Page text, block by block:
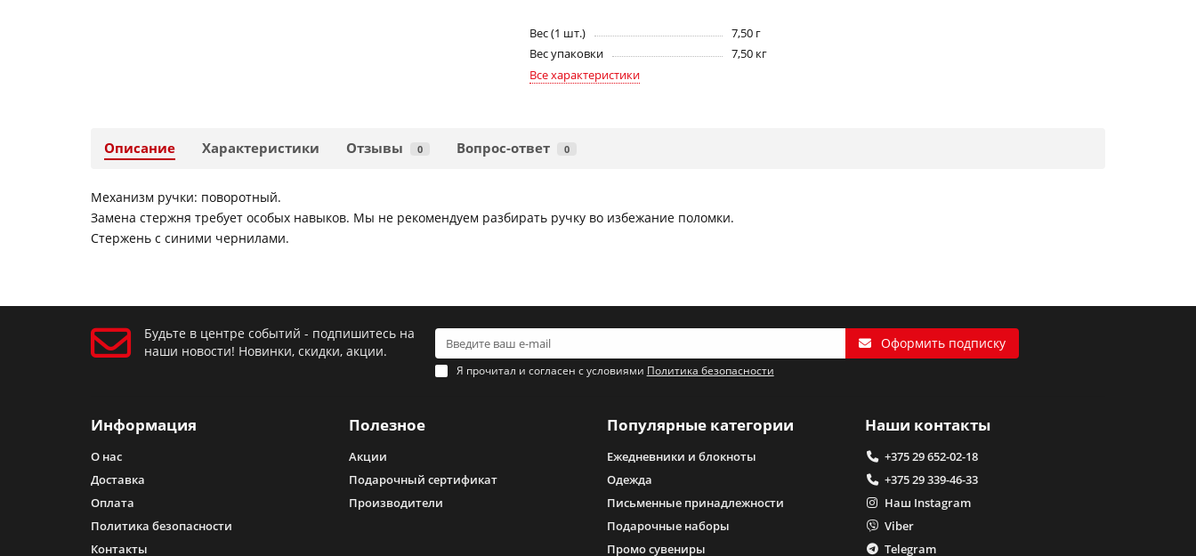
Вес (1 шт.)
7,50 г
Вес упаковки
7,50 кг
Все характеристики
Описание Характеристики Отзывы 0 Вопрос-ответ 0
Механизм ручки: поворотный.
Замена стержня требует особых навыков. Мы не рекомендуем разбирать ручку во избежание поломки.
Стержень с синими чернилами.
Будьте в центре событий - подпишитесь на
наши новости! Новинки, скидки, акции.
Оформить подписку
Я прочитал и согласен с условиями Политика безопасности
Информация
О нас
Доставка
Оплата
Политика безопасности
Контакты
Полезное
Акции
Подарочный сертификат
Производители
Популярные категории
Ежедневники и блокноты
Одежда
Письменные принадлежности
Подарочные наборы
Промо сувениры
Наши контакты
+375 29 652-02-18
+375 29 339-46-33
Наш Instagram
Viber
Telegram